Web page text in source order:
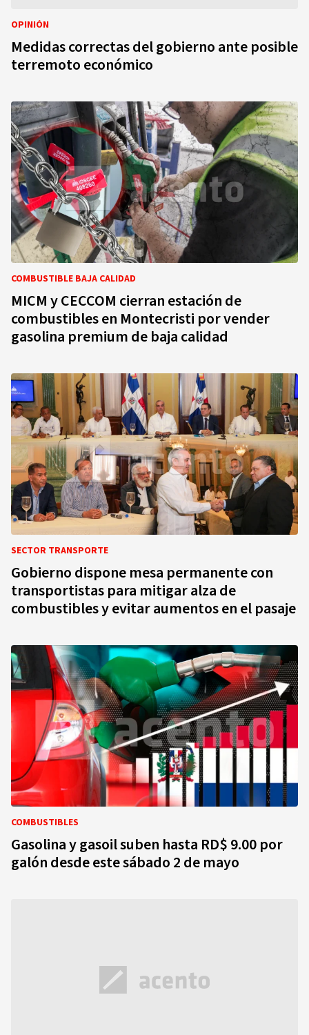
OPINIÓN
Medidas correctas del gobierno ante posible
terremoto económico
COMBUSTIBLE BAJA CALIDAD
MICM y CECCOM cierran estación de
combustibles en Montecristi por vender
gasolina premium de baja calidad
SECTOR TRANSPORTE
Gobierno dispone mesa permanente con
transportistas para mitigar alza de
combustibles y evitar aumentos en el pasaje
COMBUSTIBLES
Gasolina y gasoil suben hasta RD$ 9.00 por
galón desde este sábado 2 de mayo